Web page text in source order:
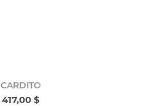
CARDITO
417,00 $